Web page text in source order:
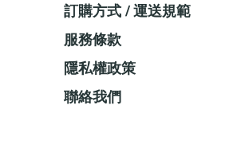
訂購方式 / 運送規範
服務條款
隱私權政策
聯絡我們